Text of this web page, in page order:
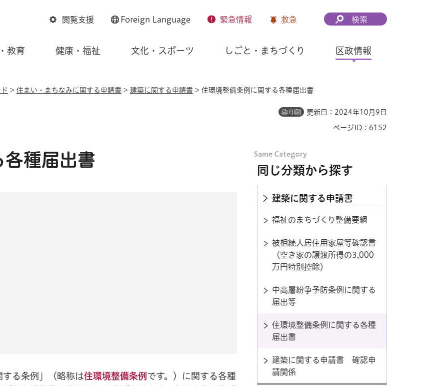
閲覧支援 Foreign Language 緊急情報 救急 検索
教育 健康・福祉 文化・スポーツ しごと・まちづくり 区政情報
> 住まい・まちなみに関する申請書 > 建築に関する申請書 > 住環境整備条例に関する各種届出書
印刷 更新日：2024年10月9日
ページID：6152
種届出書
する条例」（略称は住環境整備条例 です。）に関する各種
同じ分類から探す
建築に関する申請書
福祉のまちづくり整備要綱
被相続人居住用家屋等確認書
（空き家の譲渡所得の3,000
万円特別控除）
中高層紛争予防条例に関する
届出等
住環境整備条例に関する各種
届出書
建築に関する申請書 確認申
請関係